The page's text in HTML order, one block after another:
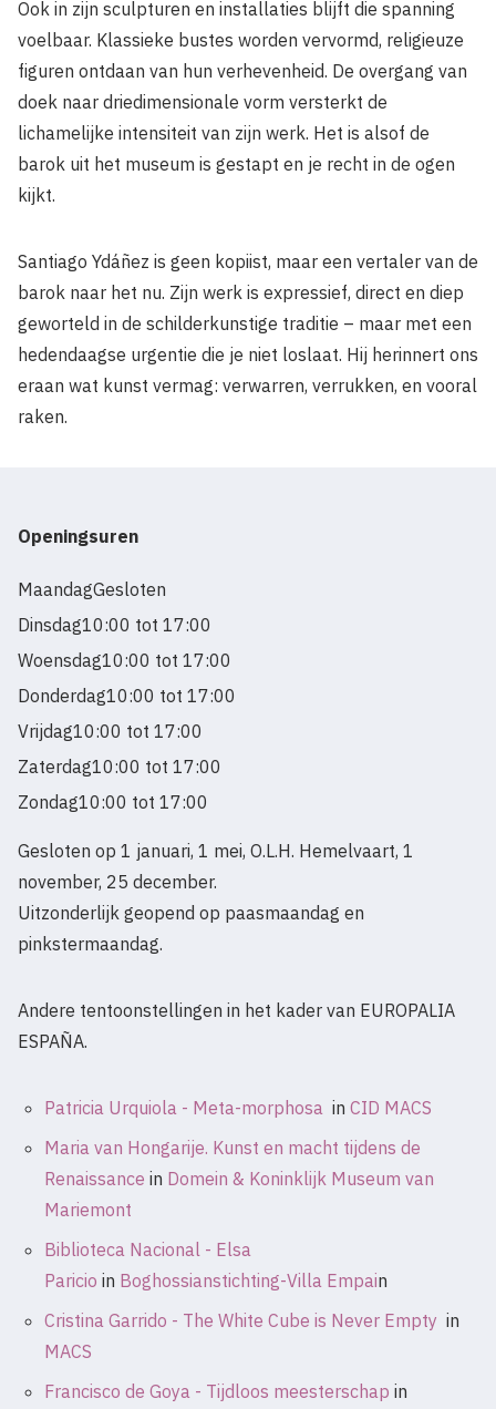
Ook in zijn sculpturen en installaties blijft die spanning
voelbaar. Klassieke bustes worden vervormd, religieuze
figuren ontdaan van hun verhevenheid. De overgang van
doek naar driedimensionale vorm versterkt de
lichamelijke intensiteit van zijn werk. Het is alsof de
barok uit het museum is gestapt en je recht in de ogen
kijkt.
Santiago Ydáñez is geen kopiist, maar een vertaler van de
barok naar het nu. Zijn werk is expressief, direct en diep
geworteld in de schilderkunstige traditie – maar met een
hedendaagse urgentie die je niet loslaat. Hij herinnert ons
eraan wat kunst vermag: verwarren, verrukken, en vooral
raken.
Openingsuren
MaandagGesloten
Dinsdag10:00 tot 17:00
Woensdag10:00 tot 17:00
Donderdag10:00 tot 17:00
Vrijdag10:00 tot 17:00
Zaterdag10:00 tot 17:00
Zondag10:00 tot 17:00
Gesloten op 1 januari, 1 mei, O.L.H. Hemelvaart, 1
november, 25 december.
Uitzonderlijk geopend op paasmaandag en
pinkstermaandag.
Andere tentoonstellingen in het kader van EUROPALIA
ESPAÑA.
Patricia Urquiola - Meta-morphosa in CID MACS
Maria van Hongarije. Kunst en macht tijdens de
Renaissance in Domein & Koninklijk Museum van
Mariemont
Biblioteca Nacional - Elsa
Paricio in Boghossianstichting-Villa Empain
Cristina Garrido - The White Cube is Never Empty in
MACS
Francisco de Goya - Tijdloos meesterschap in